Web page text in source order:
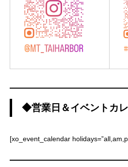
◆営業日＆イベントカ
[xo_event_calendar